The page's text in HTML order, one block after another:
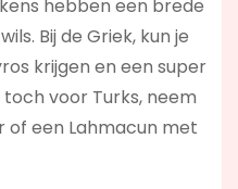
hebben een brede
Bij de Griek, kun je
krijgen en een super
toch voor Turks, neem
of een Lahmacun met